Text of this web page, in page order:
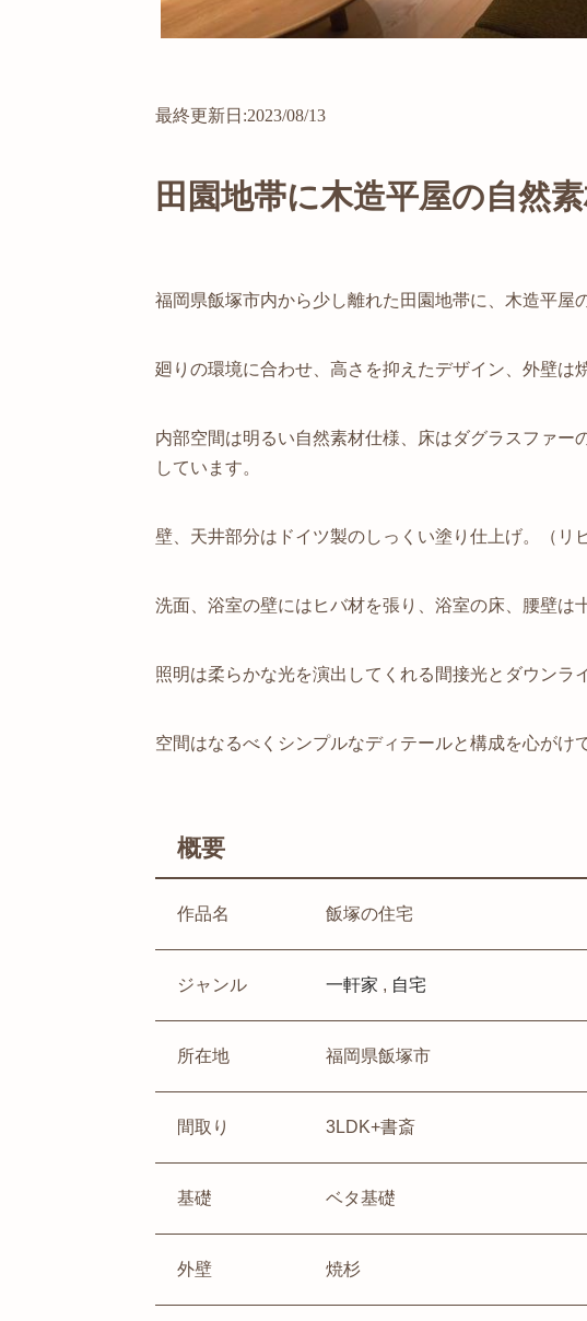
最終更新日:2023/08/13
田園地帯に木造平屋の自然
福岡県飯塚市内から少し離れた田園地帯に、木造平屋
廻りの環境に合わせ、高さを抑えたデザイン、外壁は
内部空間は明るい自然素材仕様、床はダグラスファ
しています。
壁、天井部分はドイツ製のしっくい塗り仕上げ。（
洗面、浴室の壁にはヒバ材を張り、浴室の床、腰壁は
照明は柔らかな光を演出してくれる間接光とダウンラ
空間はなるべくシンプルなディテールと構成を心がけ
概要
作品名 飯塚の住宅
ジャンル 一軒家 , 自宅
所在地 福岡県飯塚市
間取り 3LDK+書斎
基礎 ベタ基礎
外壁 焼杉